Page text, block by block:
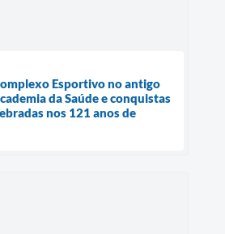
Esportivo no antigo
da Saúde e conquistas
nos 121 anos de